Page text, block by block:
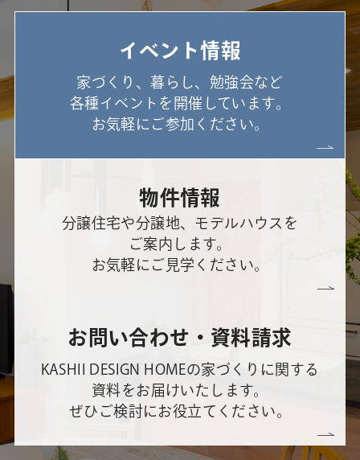
イベント情報
家づくり、暮らし、勉強会など
各種イベントを開催しています。
お気軽にご参加ください。
物件情報
分譲住宅や分譲地、モデルハウスを
ご案内します。
お気軽にご見学ください。
お問い合わせ・資料請求
KASHII DESIGN HOMEの家づくりに関する
資料をお届けいたします。
ぜひご検討にお役立てください。